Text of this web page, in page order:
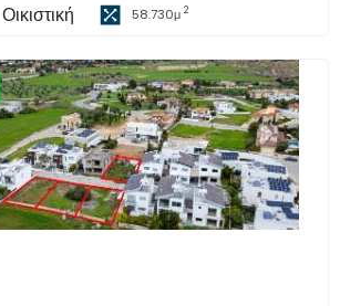
Οικιστική 58.730μ 2
Επόμενο